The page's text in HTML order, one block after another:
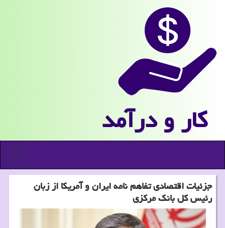
كار و درآمد
منو
جزئیات اقتصادی تفاهم نامه ایران و آمریکا از زبان
رئیس کل بانک مرکزی